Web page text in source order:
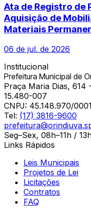
Ata de Registro de
Aquisição de
Materiais
06 de jul. de 2026
Institucional
Prefeitura Municipal de
Praça Maria Dias, 614
15.480-007
CNPJ: 45.148.970/
Tel: (17) 3816-9600
Seg–Sex, 08h–11h /
Links Rápidos
Leis Municipais
Projetos de Lei
Licitações
Contratos
FAQ